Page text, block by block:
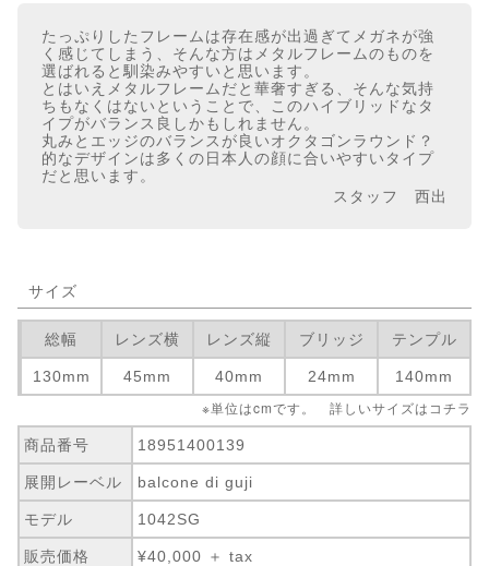
たっぷりしたフレームは存在感が出過ぎてメガネが強
く感じてしまう、そんな方はメタルフレームのものを
選ばれると馴染みやすいと思います。
とはいえメタルフレームだと華奢すぎる、そんな気持
ちもなくはないということで、このハイブリッドなタ
イプがバランス良しかもしれません。
丸みとエッジのバランスが良いオクタゴンラウンド？
的なデザインは多くの日本人の顔に合いやすいタイプ
だと思います。
スタッフ 西出
サイズ
総幅 レンズ横 レンズ縦 ブリッジ テンプル
130mm 45mm 40mm 24mm 140mm
※単位はcmです。 詳しいサイズは コチラ
商品番号 18951400139
展開レーベル balcone di guji
モデル 1042SG
販売価格 ¥40,000 ＋ tax